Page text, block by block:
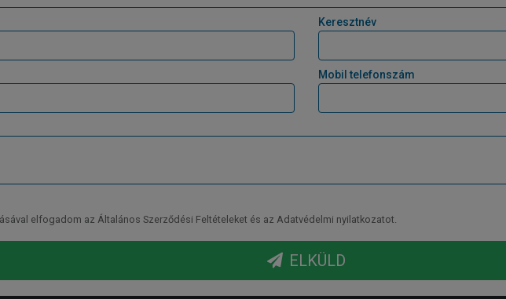
Keresztnév
Mobil telefonszám
elfogadom az Általános Szerződési Feltételeket és az Adatvédelmi nyilatkozatot.
ELKÜLD